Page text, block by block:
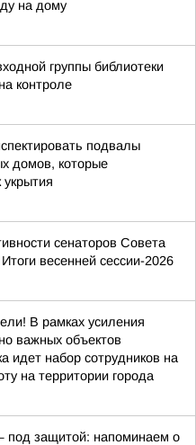
на дому
группы библиотеки
контроле
подвалы
домов, которые
сенаторов Совета
весенней сессии-2026
В рамках усиления
важных объектов
идет набор сотрудников на
на территории города
защитой: напоминаем о